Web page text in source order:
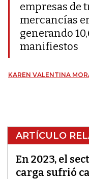
empresas de
mercancías
generando
manifiestos
KAREN VALENTINA
ARTÍCULO
En 2023, el
carga sufrió